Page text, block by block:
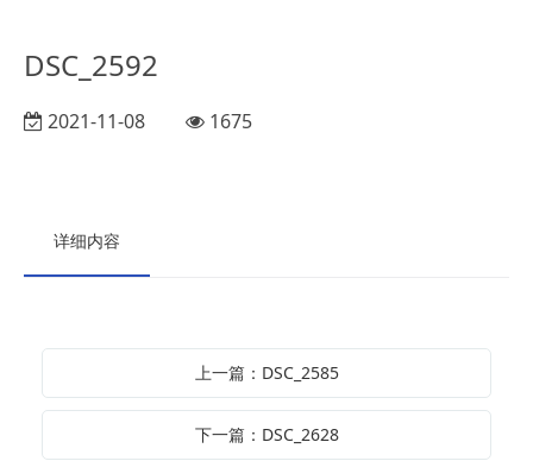
DSC_2592
2021-11-08 1675
详细内容
上一篇：DSC_2585
下一篇：DSC_2628